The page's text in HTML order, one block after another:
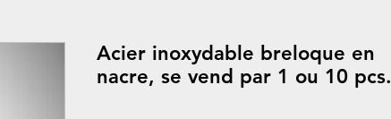
Acier inoxydable breloque en
nacre, se vend par 1 ou 10 pcs.